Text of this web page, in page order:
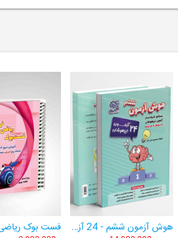
هوش آزمون ششم - 24 آزمون شبیه ساز تیزهوشان